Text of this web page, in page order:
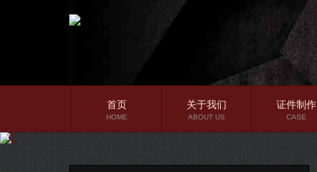
首页
HOME
关于我们
ABOUT US
证件制作
CASE